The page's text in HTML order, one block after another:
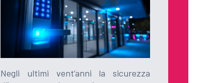
Negli ultimi vent’anni la sicurezza